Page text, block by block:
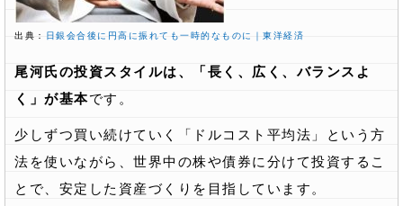
出典： 日銀会合後に円高に振れても一時的なものに｜東洋経済
尾河氏の投資スタイルは、「長く、広く、バランスよ
く」が基本です。
少しずつ買い続けていく「ドルコスト平均法」という方
法を使いながら、世界中の株や債券に分けて投資するこ
とで、安定した資産づくりを目指しています。